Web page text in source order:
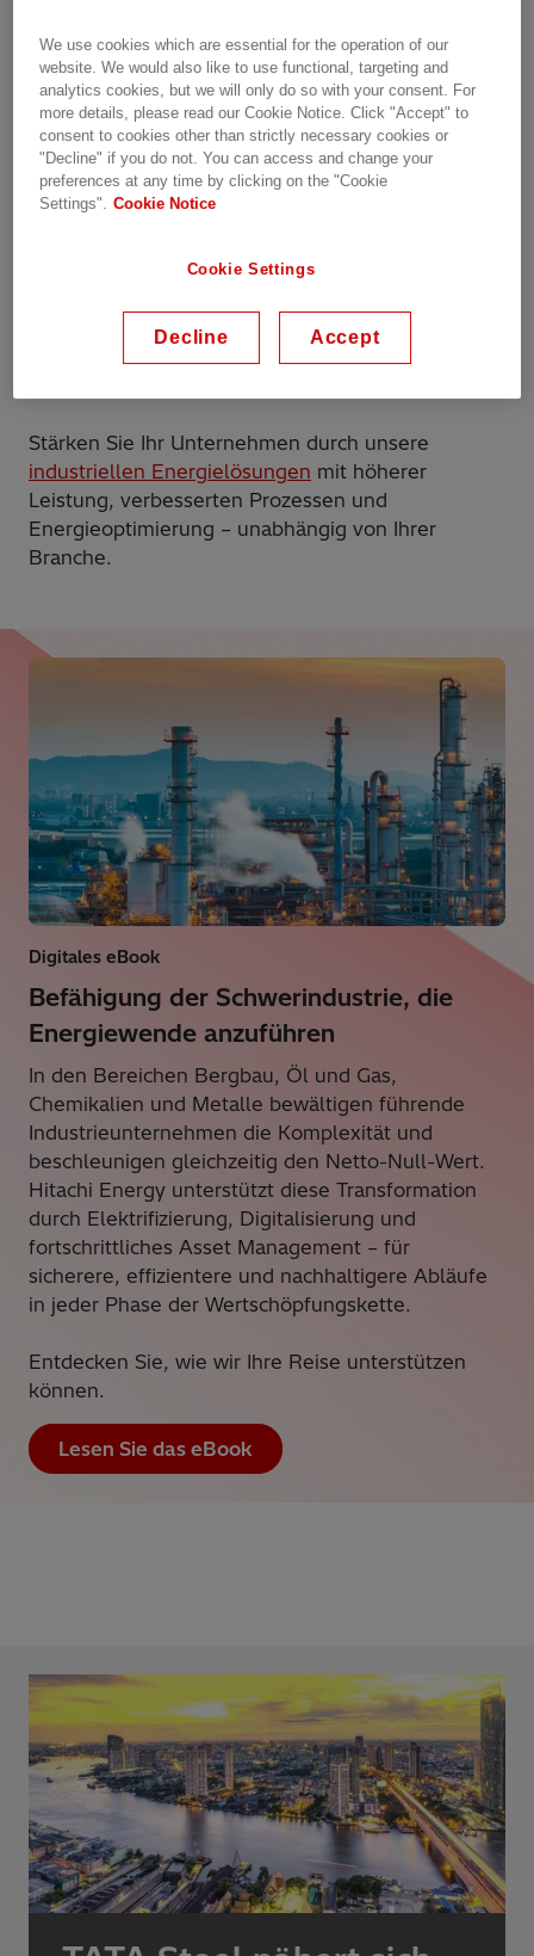
Wir bieten konkurrenzlose industrielle
Energiemanagement-Services für die zuverlässige
und nachhaltige Elektrifizierung
vermögensintensiver Betriebsabläufe sowie
bewährte digitale Technologien, die es
Unternehmen wie Ihrem ermöglichen, effizienter,
agiler und datengetriebener zu werden.
Vom Fertigungsbereich bis zum Vorstand
Unternehmensebene Kunden, große Fortschritte
Stärken Sie Ihr Unternehmen durch unsere
industriellen Energielösungen mit höherer
Leistung, verbesserten Prozessen und
Energieoptimierung – unabhängig von Ihrer
Branche.
Digitales eBook
Befähigung der Schwerindustrie, die
Energiewende anzuführen
In den Bereichen Bergbau, Öl und Gas,
Chemikalien und Metalle bewältigen führende
Industrieunternehmen die Komplexität und
beschleunigen gleichzeitig den Netto-Null-Wert.
Hitachi Energy unterstützt diese Transformation
durch Elektrifizierung, Digitalisierung und
fortschrittliches Asset Management – für
sicherere, effizientere und nachhaltigere Abläufe
in jeder Phase der Wertschöpfungskette.
Entdecken Sie, wie wir Ihre Reise unterstützen
können.
Lesen Sie das eBook
We use cookies which are essential for the operation of our
website. We would also like to use functional, targeting and
analytics cookies, but we will only do so with your consent. For
more details, please read our Cookie Notice. Click "Accept" to
consent to cookies other than strictly necessary cookies or
"Decline" if you do not. You can access and change your
preferences at any time by clicking on the "Cookie
Settings".
Cookie Notice
Cookie Settings
Decline Accept